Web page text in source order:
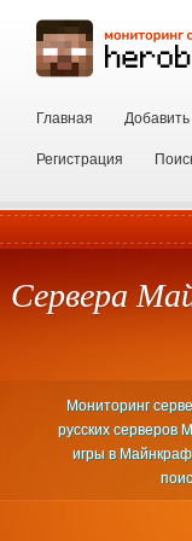
Главная
Регистрация
Сервера
Мониторинг
русских серверов
игры в